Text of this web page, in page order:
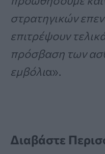
στρατηγικών
επιτρέψουν
πρόσβαση των
εμβόλια».
Διαβάστε